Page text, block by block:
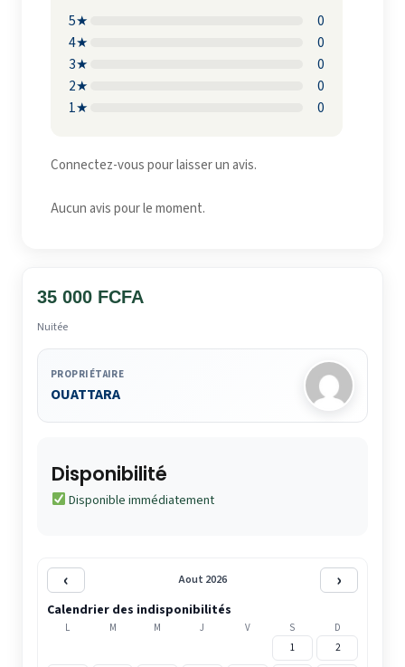
5★
0
4★
0
3★
0
2★
0
1★
0
Connectez-vous pour laisser un avis.
Aucun avis pour le moment.
35 000 FCFA
Nuitée
PROPRIÉTAIRE
OUATTARA
Disponibilité
Disponible immédiatement
‹ Aout 2026 ›
Calendrier des indisponibilités
L M M J V S
D
1
2